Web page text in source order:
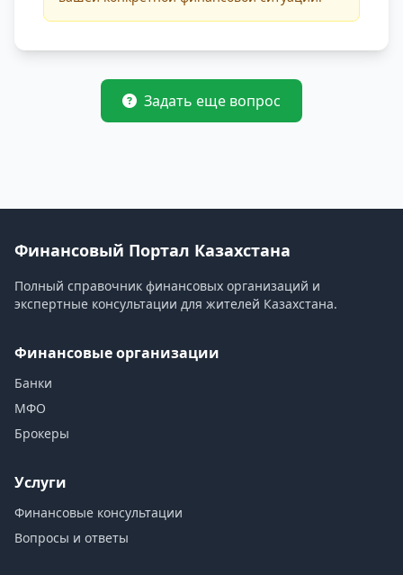
Задать еще вопрос
Финансовый Портал Казахстана
Полный справочник финансовых организаций и
экспертные консультации для жителей Казахстана.
Финансовые организации
Банки
МФО
Брокеры
Услуги
Финансовые консультации
Вопросы и ответы